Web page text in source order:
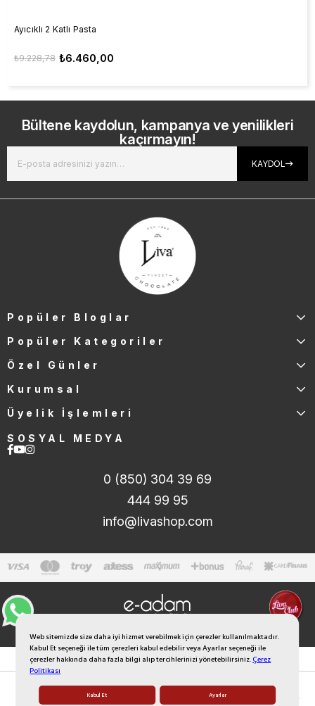
Web sitemizde size daha iyi hizmet verebilmek için çerezler kullanılmaktadır.
Kabul Et seçeneği ile tüm çerezleri kabul edebilir veya Ayarlar seçeneği ile
çerezler hakkında daha fazla bilgi alıp tercihlerinizi yönetebilirsiniz.Çerez
Politikası
Kabul Et Ayarlar
Ayıcıklı 2 Katlı Pasta
₺6.460,00
₺9.228,78
Bültene kaydolun, kampanya ve yenilikleri
kaçırmayın!
KAYDOL
Popüler Bloglar
Popüler Kategoriler
Özel Günler
Kurumsal
Üyelik İşlemleri
SOSYAL MEDYA
0 (850) 304 39 69
444 99 95
info@livashop.com
Anasayfa Sepetim Favorilerim Kategoriler